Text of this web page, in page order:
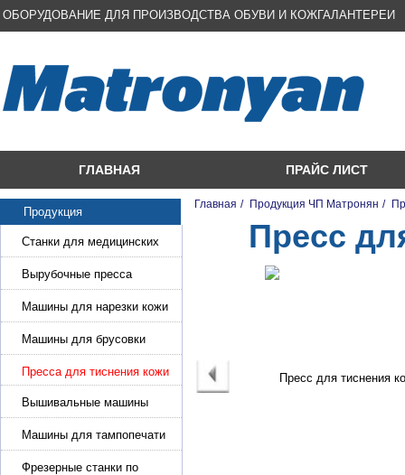
ОБОРУДОВАНИЕ ДЛЯ ПРОИЗВОДСТВА ОБУВИ И КОЖГАЛАНТЕРЕИ
ГЛАВНАЯ ПРАЙС ЛИСТ
Продукция
Станки для медицинских
масок
Вырубочные пресса
Машины для нарезки кожи
и стропы
Машины для брусовки
кожи,меха,поролона
Пресса для тиснения кожи
Вышивальные машины
Машины для тампопечати
Фрезерные станки по
Главная / Продукция ЧП Матронян /
Пресс